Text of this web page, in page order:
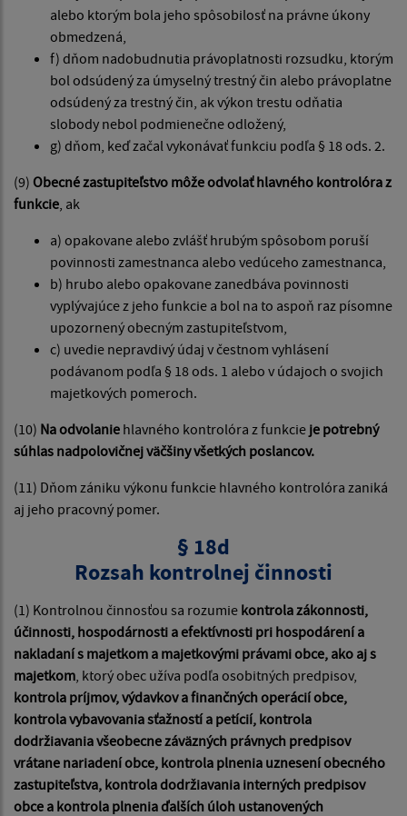
alebo ktorým bola jeho spôsobilosť na právne úkony
obmedzená,
f) dňom nadobudnutia právoplatnosti rozsudku, ktorým
bol odsúdený za úmyselný trestný čin alebo právoplatne
odsúdený za trestný čin, ak výkon trestu odňatia
slobody nebol podmienečne odložený,
g) dňom, keď začal vykonávať funkciu podľa § 18 ods. 2.
(9) Obecné zastupiteľstvo môže odvolať hlavného kontrolóra z
funkcie, ak
a) opakovane alebo zvlášť hrubým spôsobom poruší
povinnosti zamestnanca alebo vedúceho zamestnanca,
b) hrubo alebo opakovane zanedbáva povinnosti
vyplývajúce z jeho funkcie a bol na to aspoň raz písomne
upozornený obecným zastupiteľstvom,
c) uvedie nepravdivý údaj v čestnom vyhlásení
podávanom podľa § 18 ods. 1 alebo v údajoch o svojich
majetkových pomeroch.
(10) Na odvolanie hlavného kontrolóra z funkcie je potrebný
súhlas nadpolovičnej väčšiny všetkých poslancov.
(11) Dňom zániku výkonu funkcie hlavného kontrolóra zaniká
aj jeho pracovný pomer.
§ 18d
Rozsah kontrolnej činnosti
(1) Kontrolnou činnosťou sa rozumie kontrola zákonnosti,
účinnosti, hospodárnosti a efektívnosti pri hospodárení a
nakladaní s majetkom a majetkovými právami obce, ako aj s
majetkom, ktorý obec užíva podľa osobitných predpisov,
kontrola príjmov, výdavkov a finančných operácií obce,
kontrola vybavovania sťažností a petícií, kontrola
dodržiavania všeobecne záväzných právnych predpisov
vrátane nariadení obce, kontrola plnenia uznesení obecného
zastupiteľstva, kontrola dodržiavania interných predpisov
obce a kontrola plnenia ďalších úloh ustanovených